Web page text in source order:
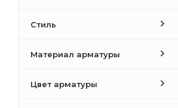
Стиль
Материал арматуры
Цвет арматуры